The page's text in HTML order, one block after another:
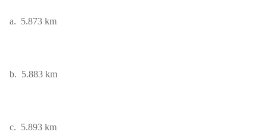
a. 5.873 km
b. 5.883 km
c. 5.893 km